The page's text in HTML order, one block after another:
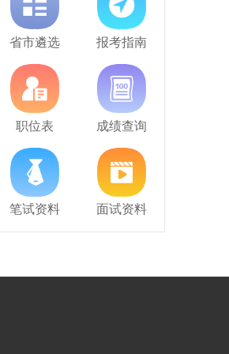
省市遴选 报考指南
职位表 成绩查询
笔试资料 面试资料